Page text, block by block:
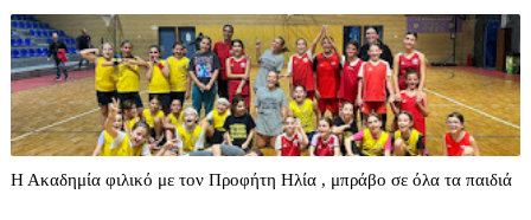
Η Ακαδημία φιλικό με τον Προφήτη Ηλία , μπράβο σε όλα τα παιδιά